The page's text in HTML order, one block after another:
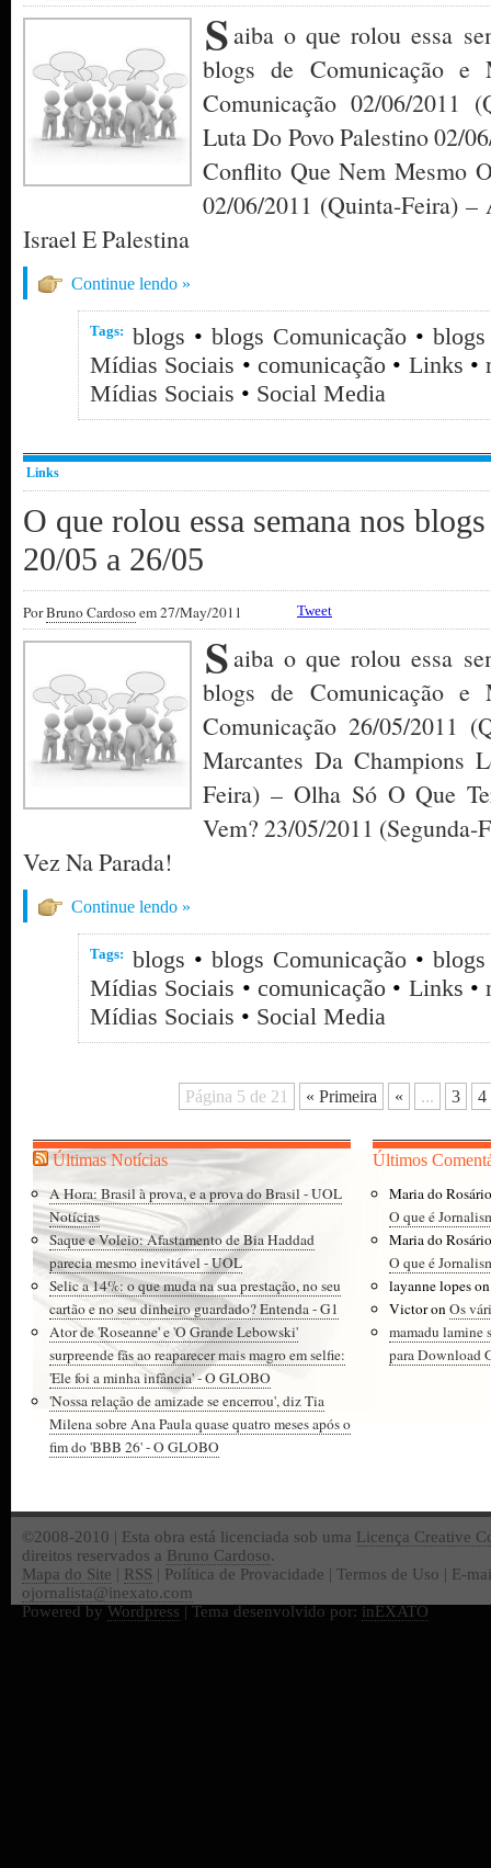
Saiba o que rolou essa
blogs de Comunicação
Comunicação 02/06/2011
Luta Do Povo Palestino 02/
Conflito Que Nem Mesmo
02/06/2011 (Quinta-Feira)
Israel E Palestina
Continue lendo »
Tags: blogs • blogs Comunicação •
Mídias Sociais • comunicação• Links •
Mídias Sociais • Social Media
Links
O que rolou essa semana nos
20/05 a 26/05
PorBruno Cardosoem 27/May/2011 Tweet
Saiba o que rolou essa
blogs de Comunicação
Comunicação 26/05/2011
Marcantes Da Champions
Feira) – Olha Só O Que
Vem? 23/05/2011
Vez Na Parada!
Continue lendo »
Tags: blogs • blogs Comunicação •
Mídias Sociais • comunicação• Links •
Mídias Sociais • Social Media
Página 5 de 21 « Primeira « ... 3 4
Últimas Notícias
A Hora: Brasil à prova, e a prova do Brasil - UOL
Notícias
Saque e Voleio: Afastamento de Bia Haddad
parecia mesmo inevitável - UOL
Selic a 14%: o que muda na sua prestação, no seu
cartão e no seu dinheiro guardado? Entenda - G1
Ator de 'Roseanne' e 'O Grande Lebowski'
surpreende fãs ao reaparecer mais magro em selfie:
'Ele foi a minha infância' - O GLOBO
'Nossa relação de amizade se encerrou', diz Tia
Milena sobre Ana Paula quase quatro meses após o
fim do 'BBB 26' - O GLOBO
Últimos
Maria do
O que é
Maria do
O que é
layanne lopes
VictoronOs
mamadu lamine
para Download
©2008-2010 | Esta obra está licenciada sob uma Licença Creative
direitos reservados a Bruno Cardoso.
Mapa do Site | RSS | Política de Provacidade | Termos de Uso | E-
ojornalista@inexato.com
Powered by Wordpress | Tema desenvolvido por: inEXATO